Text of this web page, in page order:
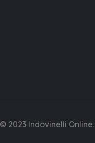
© 2023 Indovinelli Online.